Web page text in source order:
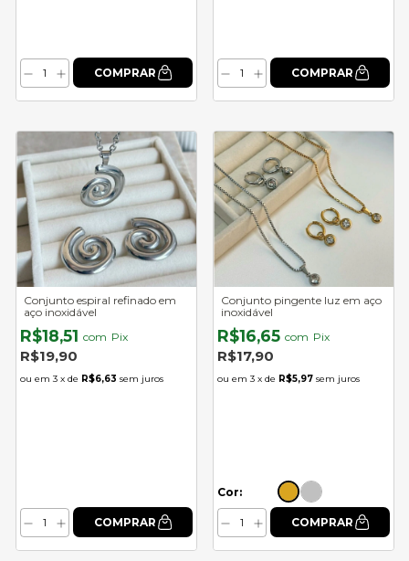
Conjunto espiral refinado em
aço inoxidável
R$18,51 com Pix
R$19,90
3 x de R$6,63 sem juros
Conjunto pingente luz em aço
inoxidável
R$16,65 com Pix
R$17,90
3 x de R$5,97 sem juros
Cor: